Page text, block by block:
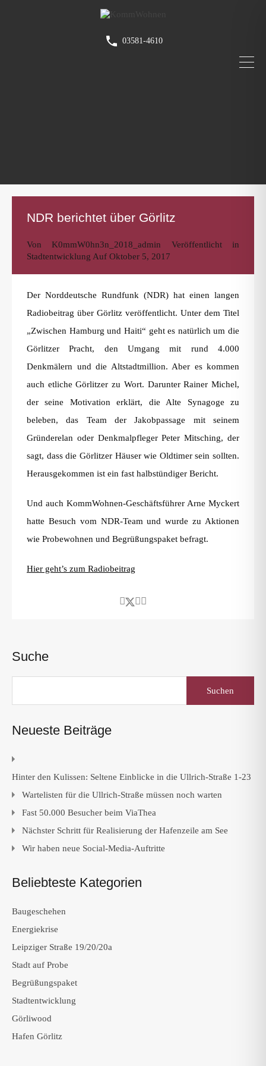
03581-4610
NDR berichtet über Görlitz
VonK0mmW0hn3n_2018_admin Veröffentlicht in
Stadtentwicklung Auf Oktober 5, 2017
Der Norddeutsche Rundfunk (NDR) hat einen langen
Radiobeitrag über Görlitz veröffentlicht. Unter dem Titel
„Zwischen Hamburg und Haiti“ geht es natürlich um die
Görlitzer Pracht, den Umgang mit rund 4.000
Denkmälern und die Altstadtmillion. Aber es kommen
auch etliche Görlitzer zu Wort. Darunter Rainer Michel,
der seine Motivation erklärt, die Alte Synagoge zu
beleben, das Team der Jakobpassage mit seinem
Gründerelan oder Denkmalpfleger Peter Mitsching, der
sagt, dass die Görlitzer Häuser wie Oldtimer sein sollten.
Herausgekommen ist ein fast halbstündiger Bericht.
Und auch KommWohnen-Geschäftsführer Arne Myckert
hatte Besuch vom NDR-Team und wurde zu Aktionen
wie Probewohnen und Begrüßungspaket befragt.
Hier geht’s zum Radiobeitrag
Suche
Neueste Beiträge
Hinter den Kulissen: Seltene Einblicke in die Ullrich-Straße 1-23
Wartelisten für die Ullrich-Straße müssen noch warten
Fast 50.000 Besucher beim ViaThea
Nächster Schritt für Realisierung der Hafenzeile am See
Wir haben neue Social-Media-Auftritte
Beliebteste Kategorien
Baugeschehen
Energiekrise
Leipziger Straße 19/20/20a
Stadt auf Probe
Begrüßungspaket
Stadtentwicklung
Görliwood
Hafen Görlitz